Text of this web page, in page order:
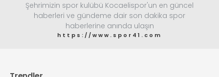
Şehrimizin spor kulübü Kocaelispor'un en güncel
haberleri ve gündeme dair son dakika spor
haberlerine anında ulaşın
https://www.spor41.com